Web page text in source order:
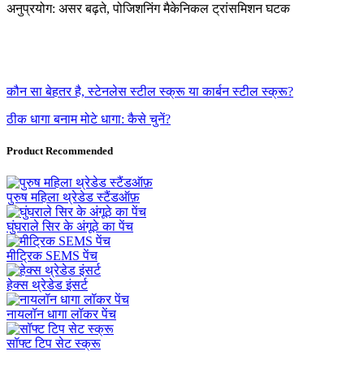
अनुप्रयोग: असर बढ़ते, पोजिशनिंग मैकेनिकल ट्रांसमिशन घटक
कौन सा बेहतर है, स्टेनलेस स्टील स्क्रू या कार्बन स्टील स्क्रू?
ठीक धागा बनाम मोटे धागा: कैसे चुनें?
Product Recommended
पुरुष महिला थ्रेडेड स्टैंडऑफ़
घुंघराले सिर के अंगूठे का पेंच
मीट्रिक SEMS पेंच
हेक्स थ्रेडेड इंसर्ट
नायलॉन धागा लॉकर पेंच
सॉफ्ट टिप सेट स्क्रू